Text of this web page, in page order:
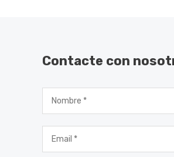
Contacte con